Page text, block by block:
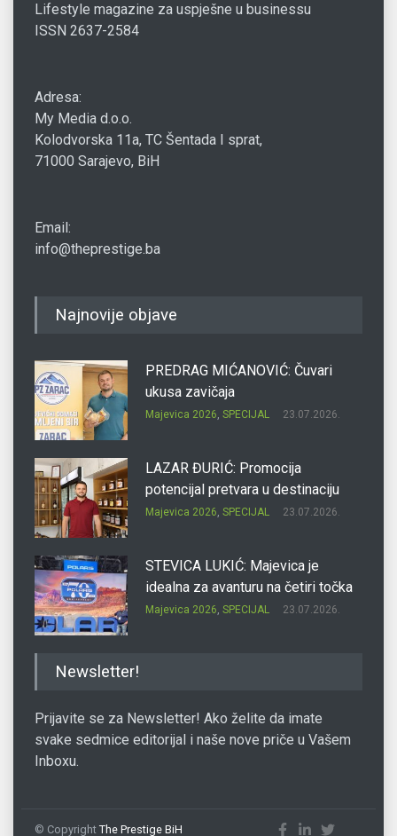
Lifestyle magazine za uspješne u businessu
ISSN 2637-2584
Adresa:
My Media d.o.o.
Kolodvorska 11a, TC Šentada I sprat,
71000 Sarajevo, BiH
Email:
info@theprestige.ba
Najnovije objave
PREDRAG MIĆANOVIĆ: Čuvari
ukusa zavičaja
Majevica 2026, SPECIJAL 23.07.2026.
LAZAR ĐURIĆ: Promocija
potencijal pretvara u destinaciju
Majevica 2026, SPECIJAL 23.07.2026.
STEVICA LUKIĆ: Majevica je
idealna za avanturu na četiri točka
Majevica 2026, SPECIJAL 23.07.2026.
Newsletter!
Prijavite se za Newsletter! Ako želite da imate
svake sedmice editorijal i naše nove priče u Vašem
Inboxu.
© Copyright The Prestige BiH